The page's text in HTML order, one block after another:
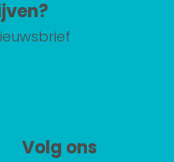
Volg ons